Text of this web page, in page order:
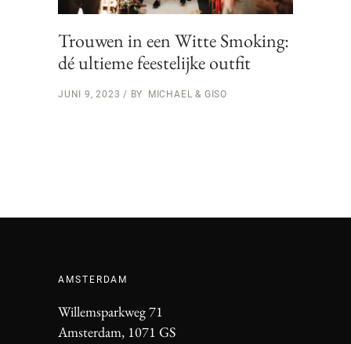
Trouwen in een Witte Smoking:
dé ultieme feestelijke outfit
JUNI 9, 2023 BY MICHAEL & GISO
AMSTERDAM
Willemsparkweg 71
Amsterdam, 1071 GS